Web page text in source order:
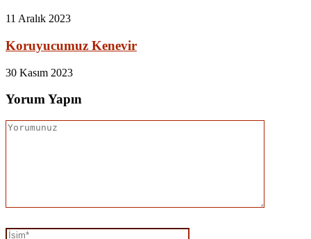
11 Aralık 2023
Koruyucumuz Kenevir
30 Kasım 2023
Yorum Yapın